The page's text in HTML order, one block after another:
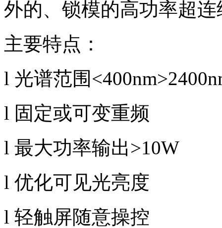
外的、锁模的高功率超
主要特点：
l 光谱范围
l 固定或可变重频
l 最大功率输出>10W
l 优化可见光亮度
l 轻触屏随意操控